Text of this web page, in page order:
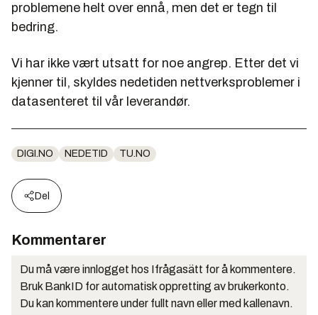
problemene helt over ennå, men det er tegn til
bedring.
Vi har ikke vært utsatt for noe angrep. Etter det vi
kjenner til, skyldes nedetiden nettverksproblemer i
datasenteret til vår leverandør.
DIGI.NO NEDETID TU.NO
Del
Kommentarer
Du må være innlogget hos Ifrågasätt for å kommentere.
Bruk BankID for automatisk oppretting av brukerkonto.
Du kan kommentere under fullt navn eller med kallenavn.